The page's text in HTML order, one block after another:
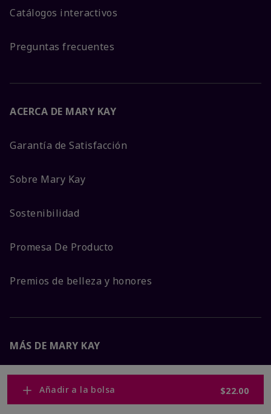
Añadir a la bolsa $22.00
Catálogos interactivos
Preguntas frecuentes
ACERCA DE MARY KAY
Garantía de Satisfacción
Sobre Mary Kay
Sostenibilidad
Promesa De Producto
Premios de belleza y honores
MÁS DE MARY KAY